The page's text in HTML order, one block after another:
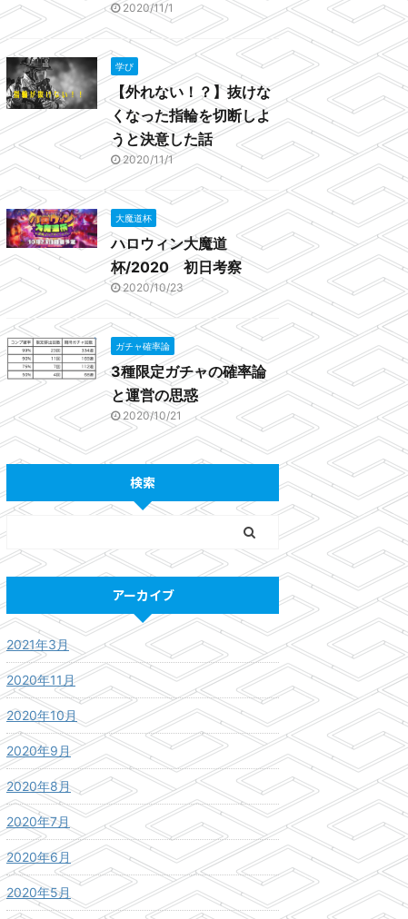
2020/11/1
学び
【外れない！？】抜けな
くなった指輪を切断しよ
うと決意した話
2020/11/1
大魔道杯
ハロウィン大魔道
杯/2020 初日考察
2020/10/23
ガチャ確率論
3種限定ガチャの確率論
と運営の思惑
2020/10/21
検索
アーカイブ
2021年3月
2020年11月
2020年10月
2020年9月
2020年8月
2020年7月
2020年6月
2020年5月